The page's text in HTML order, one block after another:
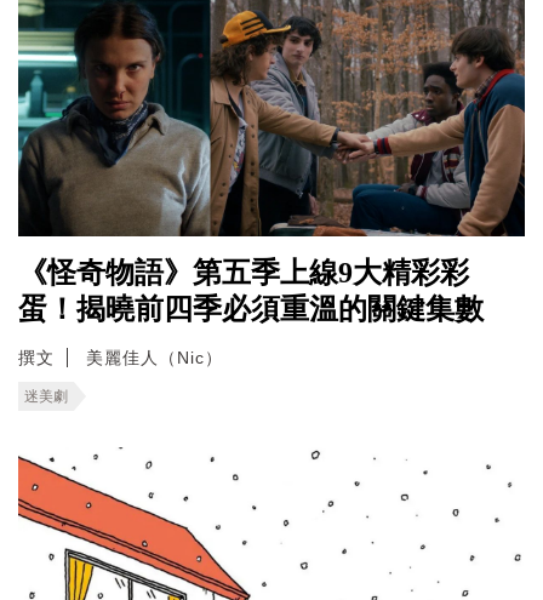
《怪奇物語》第五季上線9大精彩彩
蛋！揭曉前四季必須重溫的關鍵集數
撰文 美麗佳人（Nic）
迷美劇